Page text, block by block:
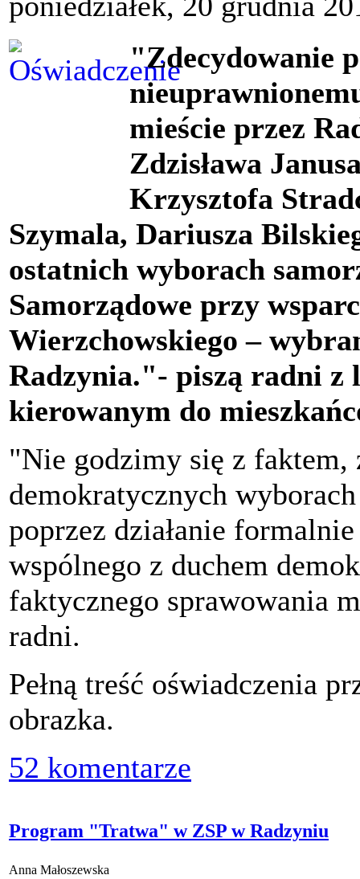
"Zdecydowanie
mieście przez
Zdzisława
Krzysztofa
Szymala, Dariusza
ostatnich wyborach
Samorządowe przy
Wierzchowskiego –
Radzynia."- piszą radni z
kierowanym do
"Nie godzimy się z faktem,
demokratycznych
poprzez działanie
wspólnego z duchem
faktycznego sprawowania
radni.
Pełną treść oświadczenia
obrazka.
52 komentarze
Program "Tratwa" w ZSP w Radzyniu
Anna Małoszewska